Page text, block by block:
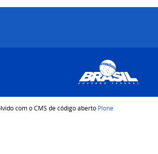
com o CMS de código aberto Plone